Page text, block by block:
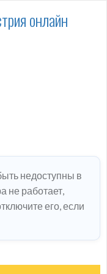
онлайн
недоступны в
не работает,
его, если